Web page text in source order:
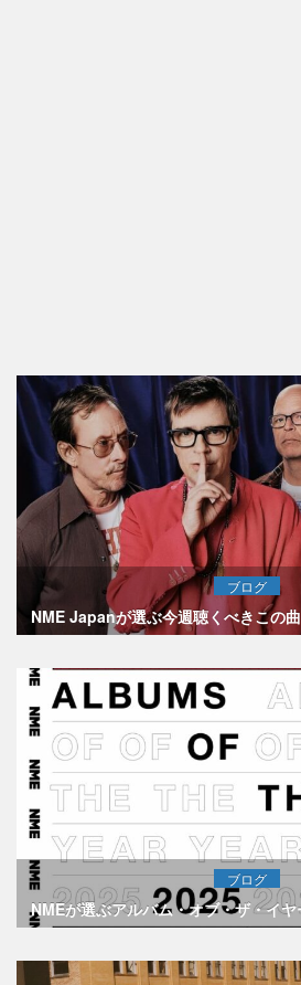
ブログ
NME Japanが選ぶ今週聴くべきこの
ブログ
NMEが選ぶアルバム・オブ・ザ・イヤ